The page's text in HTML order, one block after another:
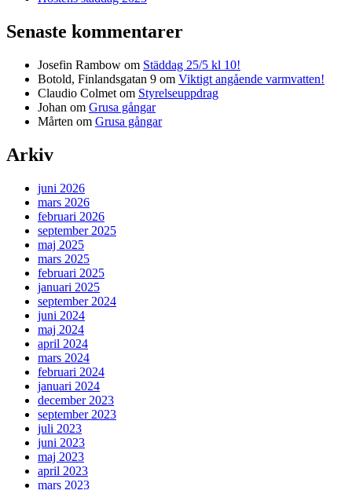
Senaste kommentarer
Josefin Rambow om Städdag 25/5 kl 10!
Botold, Finlandsgatan 9 om Viktigt angående varmvatten!
Claudio Colmet om Styrelseuppdrag
Johan om Grusa gångar
Mårten om Grusa gångar
Arkiv
juni 2026
mars 2026
februari 2026
september 2025
maj 2025
mars 2025
februari 2025
januari 2025
september 2024
juni 2024
maj 2024
april 2024
mars 2024
februari 2024
januari 2024
december 2023
september 2023
juli 2023
juni 2023
maj 2023
april 2023
mars 2023